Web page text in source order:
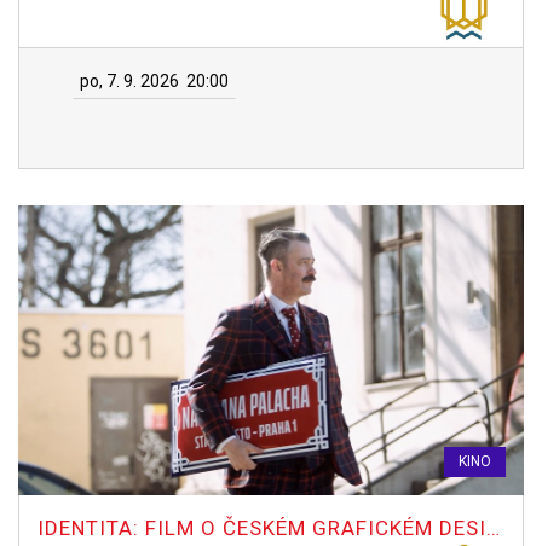
po, 7. 9. 2026 20:00
KINO
IDENTITA: FILM O ČESKÉM GRAFICKÉM DESIGNU